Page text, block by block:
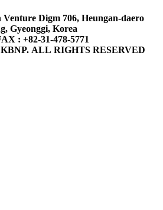
Venture Digm 706, Heungan-daero
Gyeonggi, Korea
: +82-31-478-5771
ALL RIGHTS RESERVED